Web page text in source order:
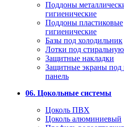
Поддоны
гигиенические
Поддоны пластиковые
гигиенические
Базы под холодильник
Лотки под
Защитные накладки
Защитные экраны под
панель
06. Цокольные системы
Цоколь ПВХ
Цоколь алюминиевый